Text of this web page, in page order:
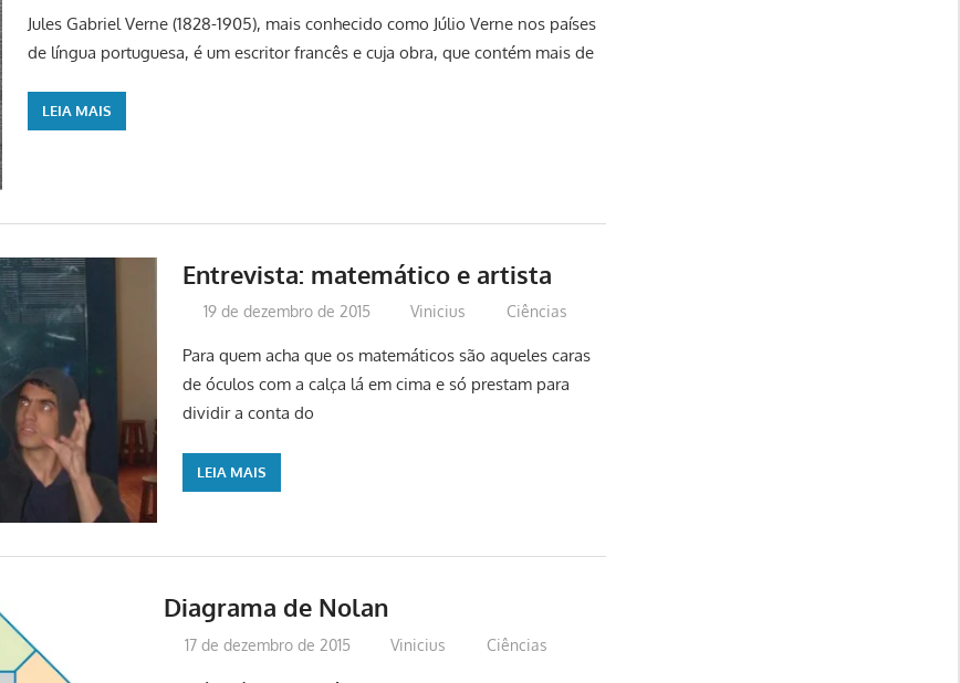
Jules Gabriel Verne (1828-1905), mais conhecido como Júlio Verne nos países
de língua portuguesa, é um escritor francês e cuja obra, que contém mais de
LEIA MAIS
Entrevista: matemático e artista
19 de dezembro de 2015 Vinicius Ciências
Para quem acha que os matemáticos são aqueles caras
de óculos com a calça lá em cima e só prestam para
dividir a conta do
LEIA MAIS
Diagrama de Nolan
17 de dezembro de 2015 Vinicius Ciências